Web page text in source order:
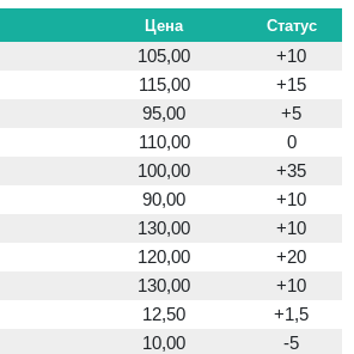
Цена Статус
105,00
+10
115,00
+15
95,00
+5
110,00
0
100,00
+35
90,00
+10
130,00
+10
120,00
+20
130,00
+10
12,50
+1,5
10,00
-5